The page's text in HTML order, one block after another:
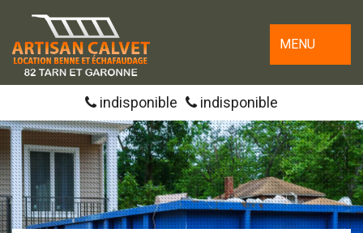
MENU
indisponible indisponible